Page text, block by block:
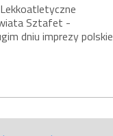
Sztafet -
dniu imprezy polskie